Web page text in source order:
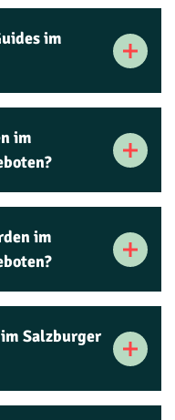
im
im
im
Salzburger